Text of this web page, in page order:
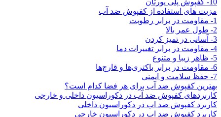
مزیت های استفاده از کفپوش ضد آب
1- مقاومت در برابر رطوبت
2- طول عمر بالا
3- آسانی در تمیز کردن
4- مقاومت در برابر تغییرات دما
5- ظاهر زیبا و متنوع
6- مقاومت در برابر باکتری‌ها و قارچ‌ها
7- حفظ سلامت و ایمنی
بهترین کفپوش ضد آب برای هر فضا کدام است؟
کاربردهای کفپوش ضد آب در دکوراسیون داخلی و خارجی
کاربرد کفپوش ضد اب در دکوراسیون داخلی
کاربرد کفپوش ضد اب در دکوراسیون خارجی